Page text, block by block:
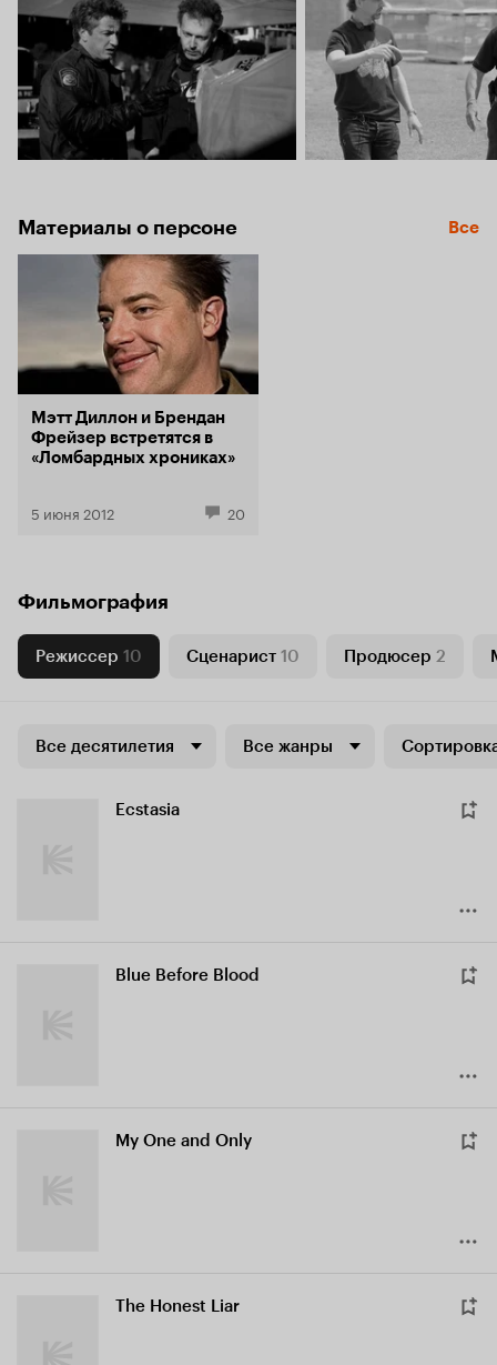
Материалы о персоне Все
Мэтт Диллон и Брендан
Фрейзер встретятся в
«Ломбардных хрониках»
5 июня 2012 20
Фильмография
Режиссер 10 Сценарист 10 Продюсер 2
Все десятилетия Все жанры
Ecstasia
Blue Before Blood
My One and Only
The Honest Liar